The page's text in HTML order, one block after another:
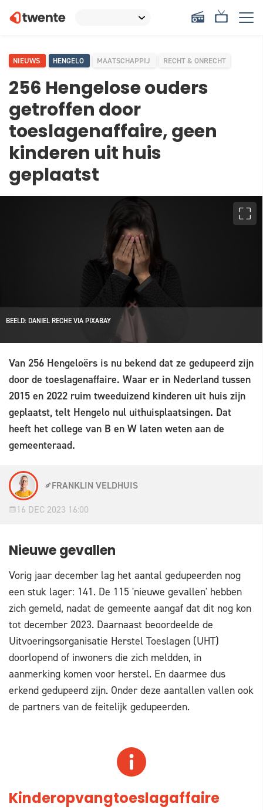
NIEUWS HENGELO MAATSCHAPPIJ RECHT & ONRECHT
256 Hengelose ouders
getroffen door
toeslagenaffaire, geen
kinderen uit huis
geplaatst
BEELD: DANIEL RECHE VIA PIXABAY
Van 256 Hengeloërs is nu bekend dat ze gedupeerd zijn
door de toeslagenaffaire. Waar er in Nederland tussen
2015 en 2022 ruim tweeduizend kinderen uit huis zijn
geplaatst, telt Hengelo nul uithuisplaatsingen. Dat
heeft het college van B en W laten weten aan de
gemeenteraad.
FRANKLIN VELDHUIS
16 DEC 2023 16:00
Nieuwe gevallen
Vorig jaar december lag het aantal gedupeerden nog
een stuk lager: 141. De 115 'nieuwe gevallen' hebben
zich gemeld, nadat de gemeente aangaf dat dit nog kon
tot december 2023. Daarnaast beoordeelde de
Uitvoeringsorganisatie Herstel Toeslagen (UHT)
doorlopend of inwoners die zich meldden, in
aanmerking komen voor herstel. En daarmee dus
erkend gedupeerd zijn. Onder deze aantallen vallen ook
de partners van de feitelijk gedupeerden.
Kinderopvangtoeslagaffaire